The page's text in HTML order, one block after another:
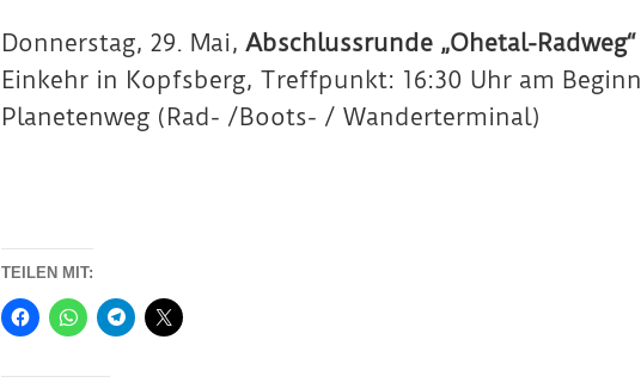
Donnerstag, 29. Mai,Abschlussrunde „Ohetal-Radweg“
Einkehr in Kopfsberg, Treffpunkt: 16:30 Uhr am Beginn
Planetenweg (Rad- /Boots- / Wanderterminal)
TEILEN MIT: